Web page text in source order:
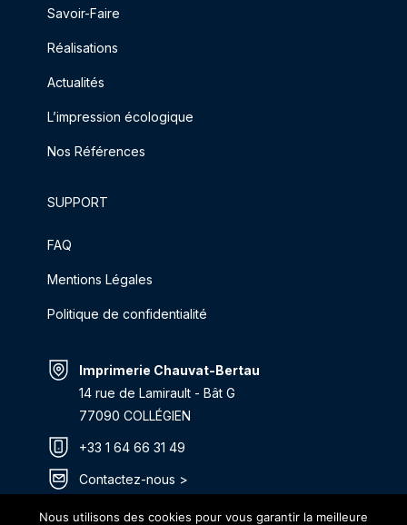
Savoir-Faire
Réalisations
Actualités
L’impression écologique
Nos Références
SUPPORT
FAQ
Mentions Légales
Politique de confidentialité
Imprimerie Chauvat-Bertau
14 rue de Lamirault - Bât G
77090 COLLÉGIEN
+33 1 64 66 31 49
Contactez-nous >
Itinéraire >
Nous utilisons des cookies pour vous garantir la meilleure